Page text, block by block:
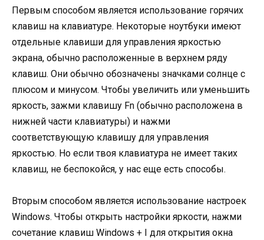
Первым способом является использование горячих
клавиш на клавиатуре. Некоторые ноутбуки имеют
отдельные клавиши для управления яркостью
экрана, обычно расположенные в верхнем ряду
клавиш. Они обычно обозначены значками солнце с
плюсом и минусом. Чтобы увеличить или уменьшить
яркость, зажми клавишу Fn (обычно расположена в
нижней части клавиатуры) и нажми
соответствующую клавишу для управления
яркостью. Но если твоя клавиатура не имеет таких
клавиш, не беспокойся, у нас еще есть способы.
Вторым способом является использование настроек
Windows. Чтобы открыть настройки яркости, нажми
сочетание клавиш Windows + I для открытия окна